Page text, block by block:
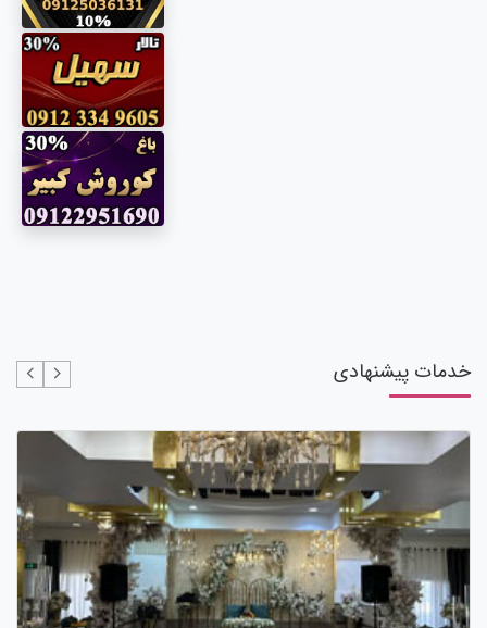
خدمات پیشنهادی